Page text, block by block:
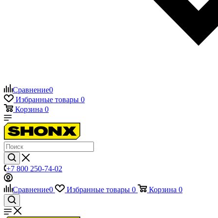
Сравнение0
Избранные товары 0
Корзина 0
+7 800 250-74-02
Сравнение0 Избранные товары 0 Корзина 0